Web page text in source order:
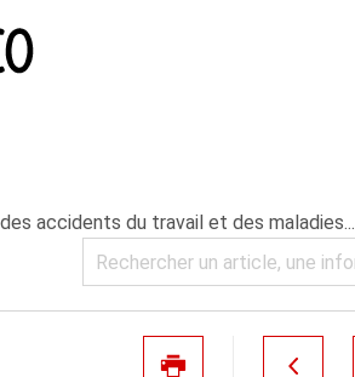
accidents du travail et des maladies...